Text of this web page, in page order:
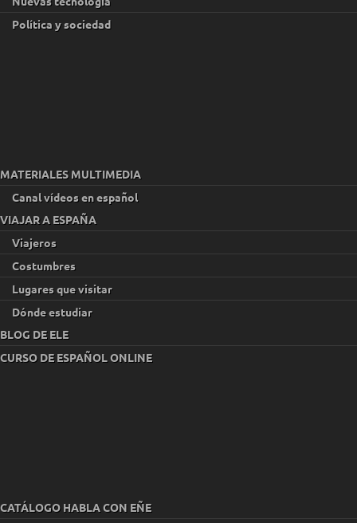
Política y sociedad
MATERIALES MULTIMEDIA
Canal vídeos en español
VIAJAR A ESPAÑA
Viajeros
Costumbres
Lugares que visitar
Dónde estudiar
BLOG DE ELE
CURSO DE ESPAÑOL ONLINE
CATÁLOGO HABLA CON EÑE